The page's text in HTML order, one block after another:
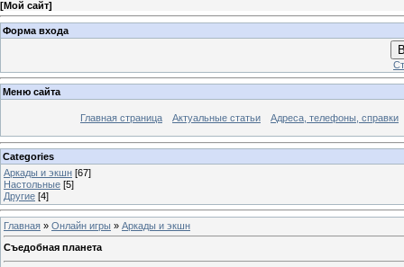
[Мой сайт]
Форма входа
Меню сайта
Главная страница Актуальные статьи Адреса, телефоны, справки
Categories
Аркады и экшн [67]
Настольные [5]
Другие [4]
Главная » Онлайн игры » Аркады и экшн
Съедобная планета